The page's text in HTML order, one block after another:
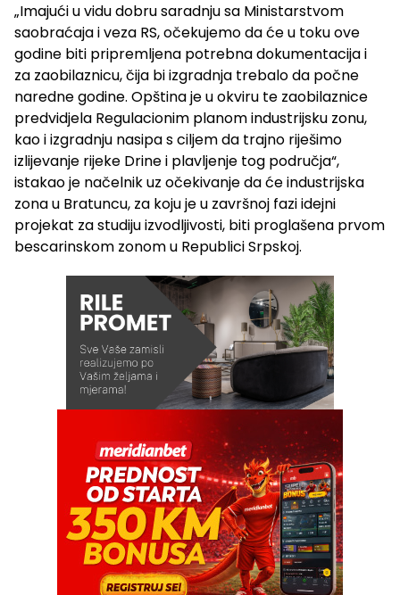
„Imajući u vidu dobru saradnju sa Ministarstvom
saobraćaja i veza RS, očekujemo da će u toku ove
godine biti pripremljena potrebna dokumentacija i
za zaobilaznicu, čija bi izgradnja trebalo da počne
naredne godine. Opština je u okviru te zaobilaznice
predvidjela Regulacionim planom industrijsku zonu,
kao i izgradnju nasipa s ciljem da trajno riješimo
izlijevanje rijeke Drine i plavljenje tog područja“,
istakao je načelnik uz očekivanje da će industrijska
zona u Bratuncu, za koju je u završnoj fazi idejni
projekat za studiju izvodljivosti, biti proglašena prvom
bescarinskom zonom u Republici Srpskoj.